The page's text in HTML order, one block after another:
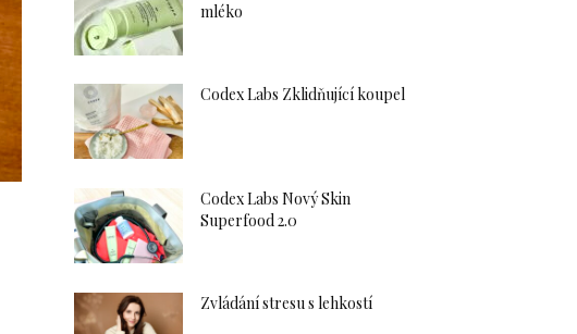
mléko
Codex Labs Zklidňující koupel
Codex Labs Nový Skin
Superfood 2.0
Zvládání stresu s lehkostí